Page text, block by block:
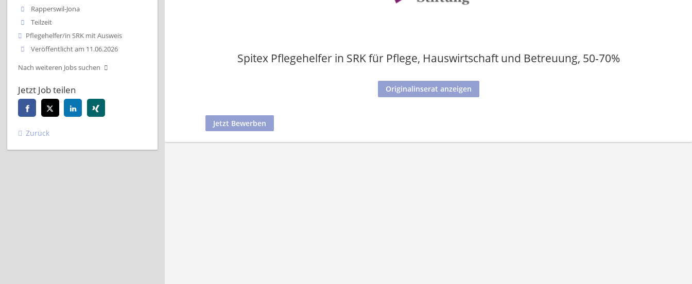
Spitex Pflegehelfer in SRK für Pflege, Hauswirtschaft und Betreuung, 50-70%
Originalinserat anzeigen
Jetzt Bewerben
Rapperswil-Jona
Teilzeit
Pflegehelfer/in SRK mit Ausweis
Veröffentlicht am 11.06.2026
Nach weiteren Jobs suchen
Jetzt Job teilen
Zurück